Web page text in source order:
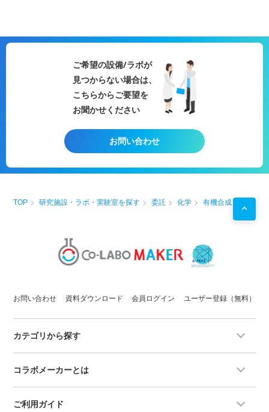
ご希望の設備/ラボが
見つからない場合は、
こちらからご要望を
お聞かせください
お問い合わせ
TOP 研究施設・ラボ・実験室を探す 委託 化学 有機合成
お問い合わせ 資料ダウンロード 会員ログイン ユーザー登録（無料）
カテゴリから探す
コラボメーカーとは
ご利用ガイド